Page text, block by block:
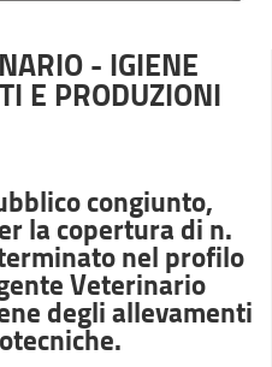
- IGIENE
E PRODUZIONI
congiunto,
la copertura di n.
nel profilo
Veterinario
degli allevamenti